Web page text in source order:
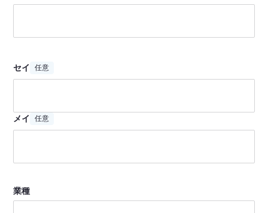
セイ 任意
メイ 任意
業種